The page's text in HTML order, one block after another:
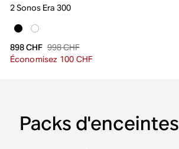
2 Sonos Era 300
898 CHF 998 CHF
Économisez 100 CHF
Packs d'enceintes